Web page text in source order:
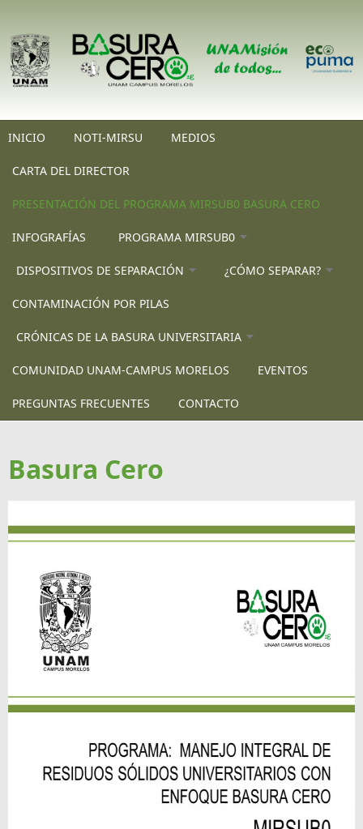
INICIO NOTI-MIRSU MEDIOS
CARTA DEL DIRECTOR
PRESENTACIÓN DEL PROGRAMA MIRSUB0 BASURA CERO
INFOGRAFÍAS PROGRAMA MIRSUB0
DISPOSITIVOS DE SEPARACIÓN ¿CÓMO SEPARAR?
CONTAMINACIÓN POR PILAS
CRÓNICAS DE LA BASURA UNIVERSITARIA
COMUNIDAD UNAM-CAMPUS MORELOS EVENTOS
PREGUNTAS FRECUENTES CONTACTO
Basura Cero